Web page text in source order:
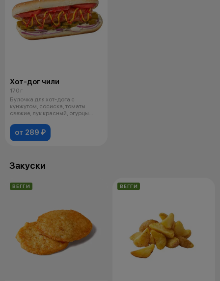
Хот-дог чили
170 г
Булочка для хот-дога с
кунжутом, сосиска, томаты
свежие, лук красный, огурцы
от 289 ₽
Закуски
ВЕГГИ ВЕГГИ